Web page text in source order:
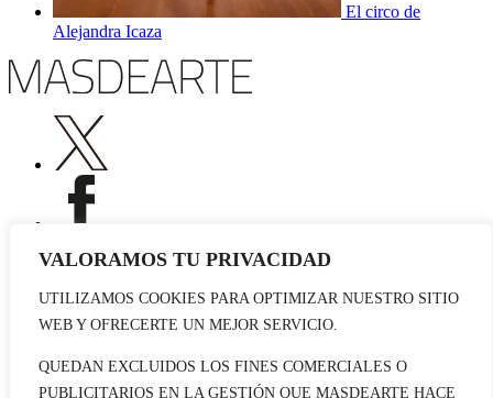
VALORAMOS TU PRIVACIDAD
UTILIZAMOS COOKIES PARA OPTIMIZAR NUESTRO SITIO
WEB Y OFRECERTE UN MEJOR SERVICIO.
QUEDAN EXCLUIDOS LOS FINES COMERCIALES O
PUBLICITARIOS EN LA GESTIÓN QUE MASDEARTE HACE
El circo de
Alejandra Icaza
Publicidad
Contacto